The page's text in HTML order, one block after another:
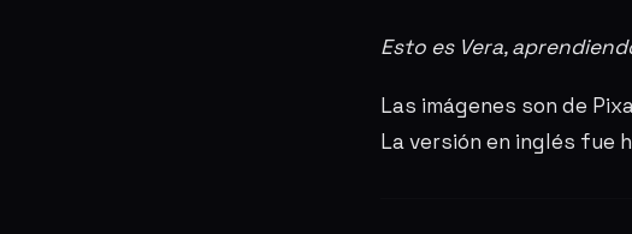
Esto es Vera,
Las imágenes son de
La versión en inglés fue